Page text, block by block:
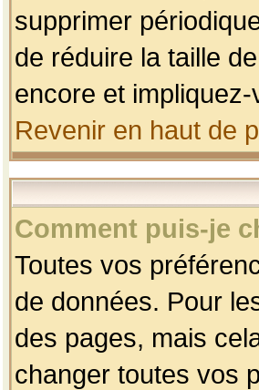
supprimer
de réduire la taille
encore et
Revenir en haut de
Comment puis-je
Toutes vos
de données. Pour
des pages, mais
changer toutes vos